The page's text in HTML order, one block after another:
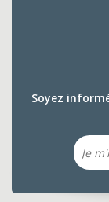
Soyez
Email